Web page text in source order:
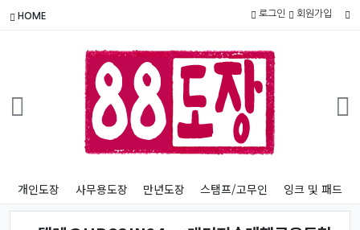
HOME 로그인 회원가입
개인도장 사무용도장 만년도장 스탬프/고무인 잉크 및 패드